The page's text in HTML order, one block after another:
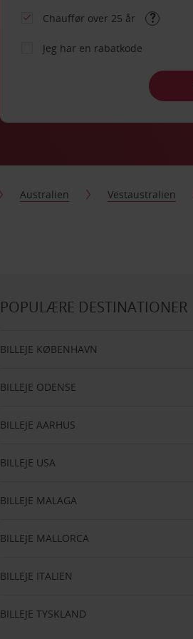
Chauffør over 25 år
Jeg har en rabatkode
Australien Vestaustralien
POPULÆRE DESTINATIONER
BILLEJE KØBENHAVN
BILLEJE ODENSE
BILLEJE AARHUS
BILLEJE USA
BILLEJE MALAGA
BILLEJE MALLORCA
BILLEJE ITALIEN
BILLEJE TYSKLAND